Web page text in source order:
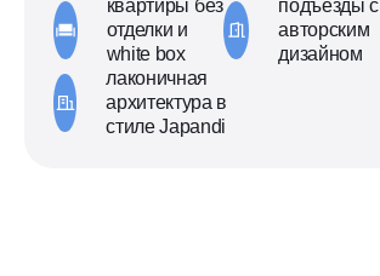
квартиры без
отделки и
white box
подъезды с
авторским
дизайном
лаконичная
архитектура в
стиле Japandi